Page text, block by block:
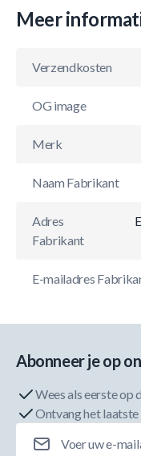
Meer
Verzendkosten
OG image
Merk
Naam Fabrikant
Adres
Fabrikant
E-mailadres
Abonneer je op
Wees als eerste op
Ontvang het